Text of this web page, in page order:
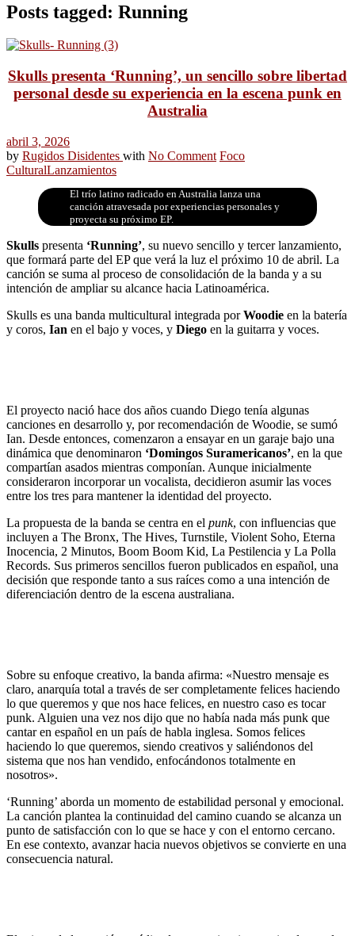
Posts tagged: Running
Skulls presenta ‘Running’, un sencillo sobre libertad
personal desde su experiencia en la escena punk en
Australia
abril 3, 2026
by Rugidos Disidentes with No Comment Foco
CulturalLanzamientos
El trío latino radicado en Australia lanza una
canción atravesada por experiencias personales y
proyecta su próximo EP.
Skulls presenta ‘Running’, su nuevo sencillo y tercer lanzamiento,
que formará parte del EP que verá la luz el próximo 10 de abril. La
canción se suma al proceso de consolidación de la banda y a su
intención de ampliar su alcance hacia Latinoamérica.
Skulls es una banda multicultural integrada porWoodie en la batería
y coros, Ian en el bajo y voces, y Diego en la guitarra y voces.
El proyecto nació hace dos años cuando Diego tenía algunas
canciones en desarrollo y, por recomendación de Woodie, se sumó
Ian. Desde entonces, comenzaron a ensayar en un garaje bajo una
dinámica que denominaron ‘Domingos Suramericanos’, en la que
compartían asados mientras componían. Aunque inicialmente
consideraron incorporar un vocalista, decidieron asumir las voces
entre los tres para mantener la identidad del proyecto.
La propuesta de la banda se centra en el punk, con influencias que
incluyen a The Bronx, The Hives, Turnstile, Violent Soho, Eterna
Inocencia, 2 Minutos, Boom Boom Kid, La Pestilencia y La Polla
Records. Sus primeros sencillos fueron publicados en español, una
decisión que responde tanto a sus raíces como a una intención de
diferenciación dentro de la escena australiana.
Sobre su enfoque creativo, la banda afirma: «Nuestro mensaje es
claro, anarquía total a través de ser completamente felices haciendo
lo que queremos y que nos hace felices, en nuestro caso es tocar
punk. Alguien una vez nos dijo que no había nada más punk que
cantar en español en un país de habla inglesa. Somos felices
haciendo lo que queremos, siendo creativos y saliéndonos del
sistema que nos han vendido, enfocándonos totalmente en
nosotros».
‘Running’ aborda un momento de estabilidad personal y emocional.
La canción plantea la continuidad del camino cuando se alcanza un
punto de satisfacción con lo que se hace y con el entorno cercano.
En ese contexto, avanzar hacia nuevos objetivos se convierte en una
consecuencia natural.